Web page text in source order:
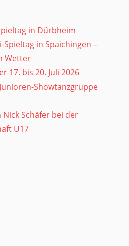
in Dürbheim
Spieltag in Spaichingen –
Wetter
17. bis 20. Juli 2026
Showtanzgruppe
Schäfer bei der
U17